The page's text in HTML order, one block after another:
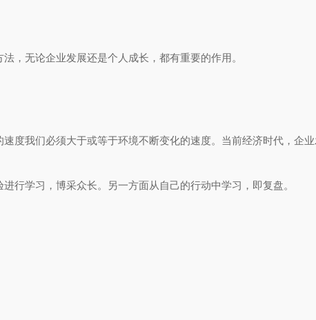
，无论企业发展还是个人成长，都有重要的作用。
度我们必须大于或等于环境不断变化的速度。当前经济时代，企
行学习，博采众长。另一方面从自己的行动中学习，即复盘。